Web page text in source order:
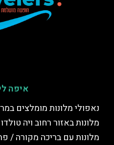
איפה
נאפולי מלונות מומלצים
מלונות באזור רחוב ויה
מלונות עם בריכה מקורה /